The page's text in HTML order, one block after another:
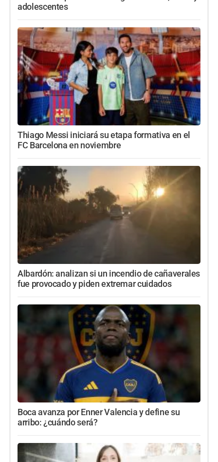
adolescentes
Thiago Messi iniciará su etapa formativa en el
FC Barcelona en noviembre
Albardón: analizan si un incendio de cañaverales
fue provocado y piden extremar cuidados
Boca avanza por Enner Valencia y define su
arribo: ¿cuándo será?